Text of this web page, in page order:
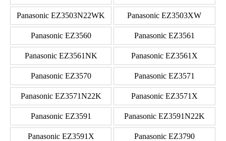
Panasonic EZ3503N22WK Panasonic EZ3503XW
Panasonic EZ3560 Panasonic EZ3561
Panasonic EZ3561NK Panasonic EZ3561X
Panasonic EZ3570 Panasonic EZ3571
Panasonic EZ3571N22K Panasonic EZ3571X
Panasonic EZ3591 Panasonic EZ3591N22K
Panasonic EZ3591X Panasonic EZ3790